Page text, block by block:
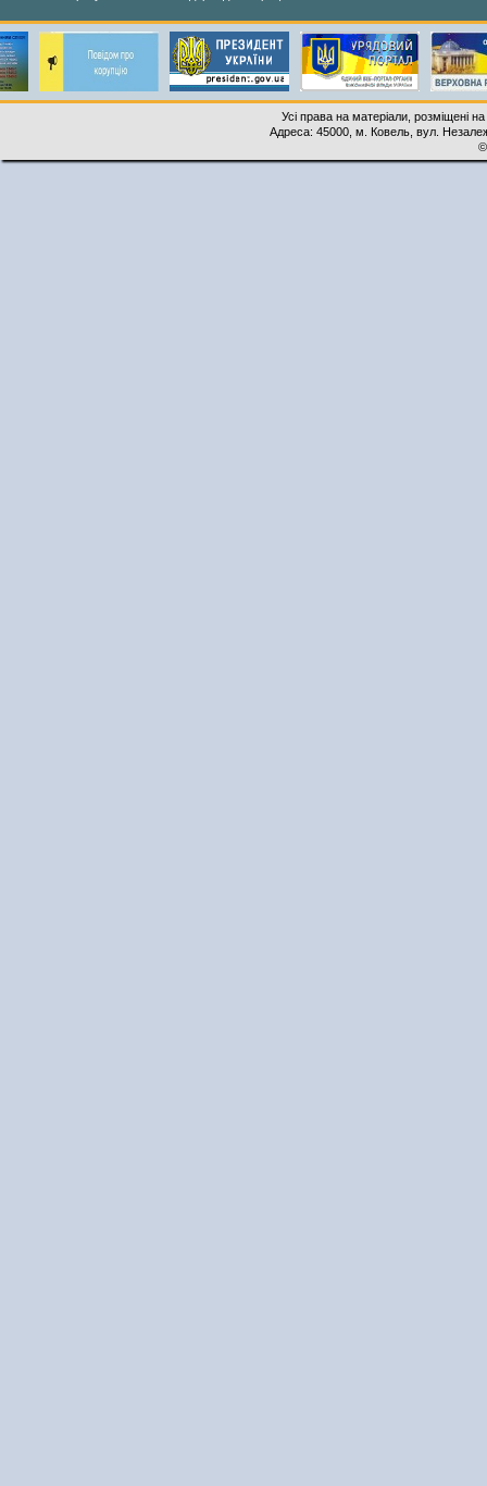
Усі права на матеріали, розміщені
Адреса: 45000, м. Ковель, вул.